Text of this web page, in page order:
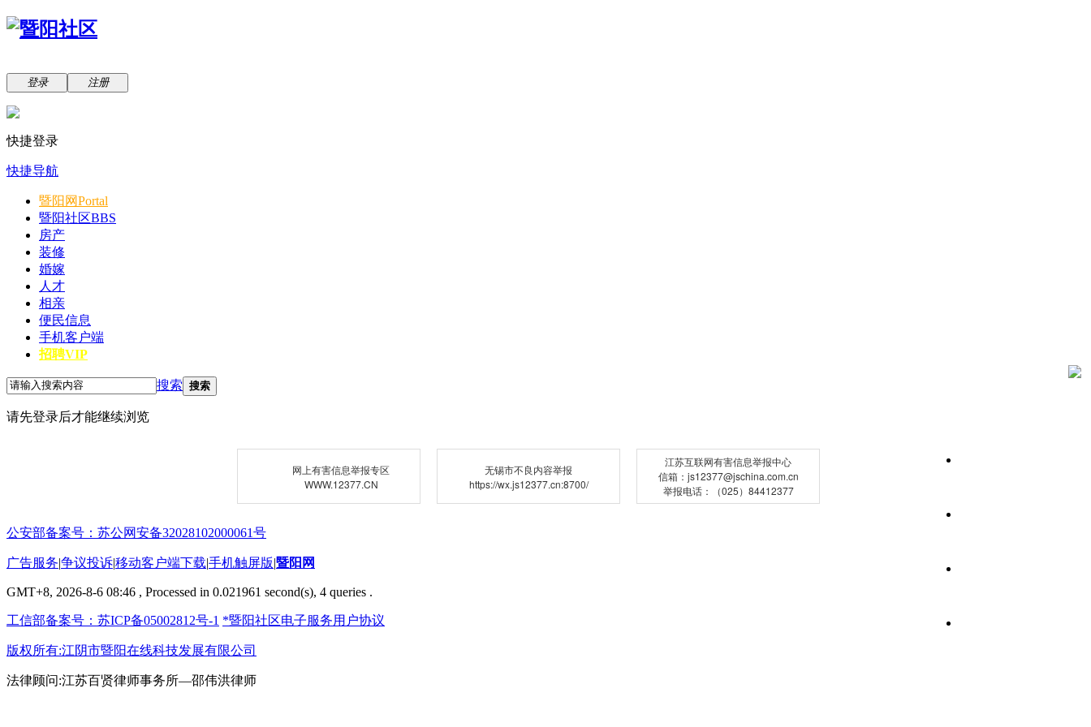
登录 注册
快捷登录
快捷导航
暨阳网Portal
暨阳社区BBS
房产
装修
婚嫁
人才
相亲
便民信息
手机客户端
招聘VIP
搜索 搜索
请先登录后才能继续浏览
网上有害信息举报专区
WWW.12377.CN
无锡市不良内容举报
https://wx.js12377.cn:8700/
江苏互联网有害信息举报中心
信箱：js12377@jschina.com.cn
举报电话：（025）84412377
公安部备案号：苏公网安备32028102000061号
广告服务|争议投诉|移动客户端下载|手机触屏版|暨阳网
GMT+8, 2026-8-6 08:46 , Processed in 0.021961 second(s), 4 queries .
工信部备案号：苏ICP备05002812号-1 *暨阳社区电子服务用户协议
版权所有:江阴市暨阳在线科技发展有限公司
法律顾问:江苏百贤律师事务所—邵伟洪律师